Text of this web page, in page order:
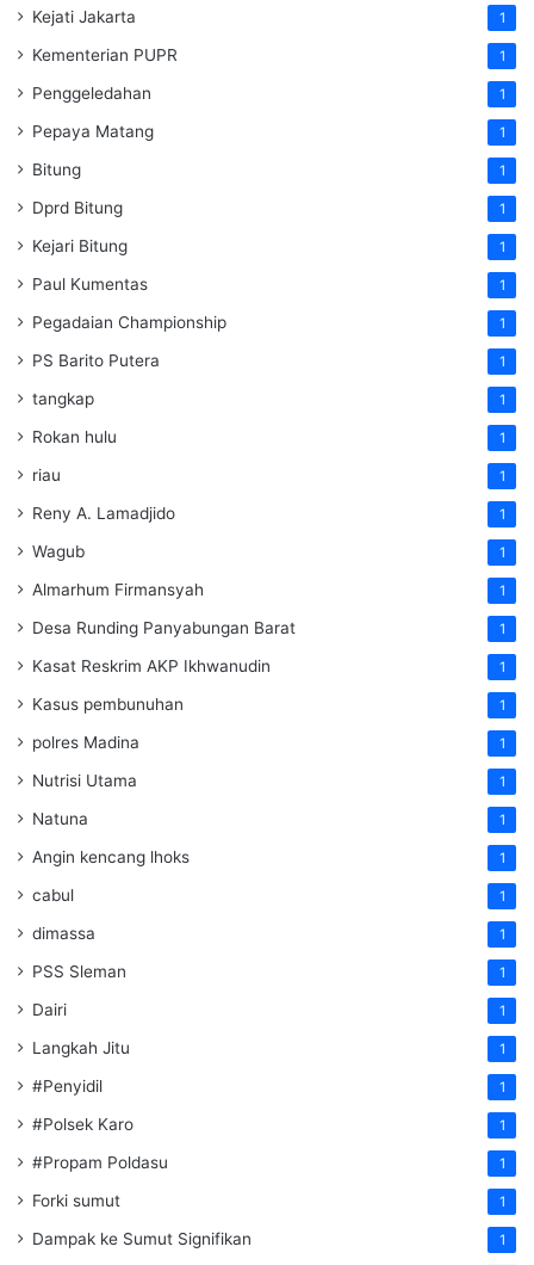
Kejati Jakarta 1
Kementerian PUPR 1
Penggeledahan 1
Pepaya Matang 1
Bitung 1
Dprd Bitung 1
Kejari Bitung 1
Paul Kumentas 1
Pegadaian Championship 1
PS Barito Putera 1
tangkap 1
Rokan hulu 1
riau 1
Reny A. Lamadjido 1
Wagub 1
Almarhum Firmansyah 1
Desa Runding Panyabungan Barat 1
Kasat Reskrim AKP Ikhwanudin 1
Kasus pembunuhan 1
polres Madina 1
Nutrisi Utama 1
Natuna 1
Angin kencang lhoks 1
cabul 1
dimassa 1
PSS Sleman 1
Dairi 1
Langkah Jitu 1
#Penyidil 1
#Polsek Karo 1
#Propam Poldasu 1
Forki sumut 1
Dampak ke Sumut Signifikan 1